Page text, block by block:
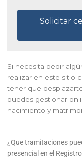
Solicitar
Si necesita pedir
realizar en este sitio
tener que
puedes gestionar
nacimiento y
¿Que tramitaciones
presencial en el